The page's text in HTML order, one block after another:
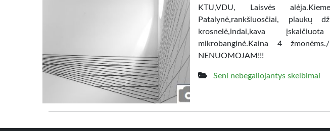
KTU,VDU, Laisvės
Patalynė,rankšluosčiai, plaukų
krosnelė,indai,kava
mikrobanginė.Kaina 4
NENUOMOJAM!!!
Seni nebegaliojantys skelbimai